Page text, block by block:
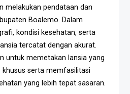
melakukan pendataan dan
Boalemo. Dalam
kondisi kesehatan, serta
tercatat dengan akurat.
untuk memetakan lansia yang
serta memfasilitasi
yang lebih tepat sasaran.